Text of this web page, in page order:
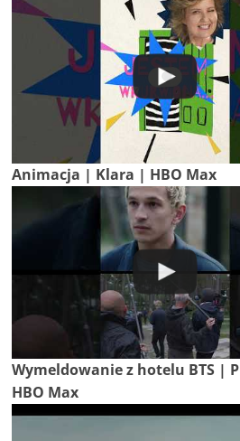
Animacja | Klara | HBO Max
Wymeldowanie z hotelu BTS |
HBO Max